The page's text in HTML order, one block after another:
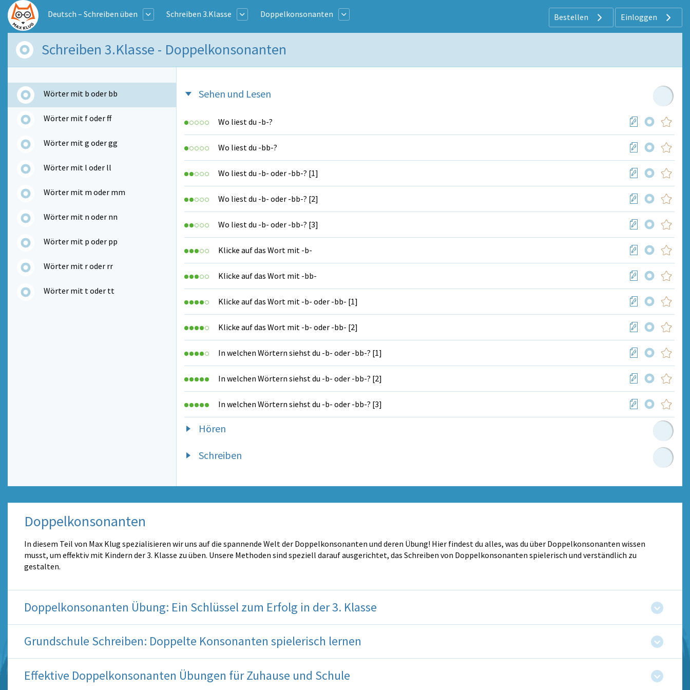
Deutsch – Schreiben üben Schreiben 3.Klasse Doppelkonsonanten Bestellen Einloggen
Schreiben 3.Klasse - Doppelkonsonanten
Wörter mit b oder bb
Wörter mit f oder ff
Wörter mit g oder gg
Wörter mit l oder ll
Wörter mit m oder mm
Wörter mit n oder nn
Wörter mit p oder pp
Wörter mit r oder rr
Wörter mit t oder tt
Sehen und Lesen
Wo liest du -b-?
Wo liest du -bb-?
Wo liest du -b- oder -bb-? [1]
Wo liest du -b- oder -bb-? [2]
Wo liest du -b- oder -bb-? [3]
Klicke auf das Wort mit -b-
Klicke auf das Wort mit -bb-
Klicke auf das Wort mit -b- oder -bb- [1]
Klicke auf das Wort mit -b- oder -bb- [2]
In welchen Wörtern siehst du -b- oder -bb-? [1]
In welchen Wörtern siehst du -b- oder -bb-? [2]
In welchen Wörtern siehst du -b- oder -bb-? [3]
Hören
Schreiben
Doppelkonsonanten
In diesem Teil von Max Klug spezialisieren wir uns auf die spannende Welt der Doppelkonsonanten und deren Übung! Hier findest du alles, was du über Doppelkonsonanten wissen
musst, um effektiv mit Kindern der 3. Klasse zu üben. Unsere Methoden sind speziell darauf ausgerichtet, das Schreiben von Doppelkonsonanten spielerisch und verständlich zu
gestalten.
Doppelkonsonanten Übung: Ein Schlüssel zum Erfolg in der 3. Klasse
Grundschule Schreiben: Doppelte Konsonanten spielerisch lernen
Effektive Doppelkonsonanten Übungen für Zuhause und Schule